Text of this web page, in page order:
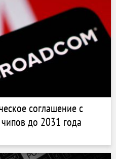
соглашение с
до 2031 года